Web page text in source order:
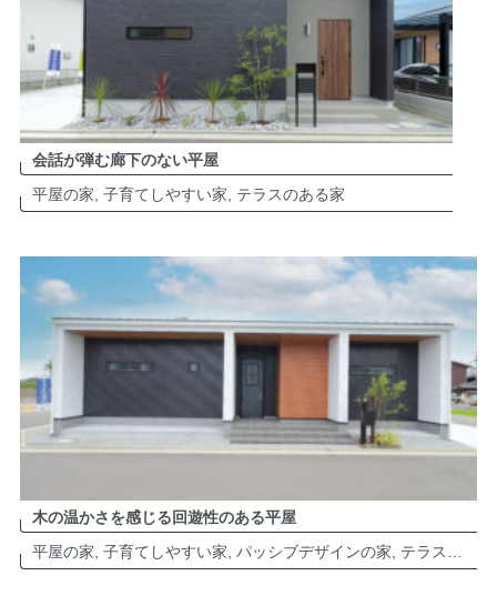
会話が弾む廊下のない平屋
平屋の家, 子育てしやすい家, テラスのある家
木の温かさを感じる回遊性のある平屋